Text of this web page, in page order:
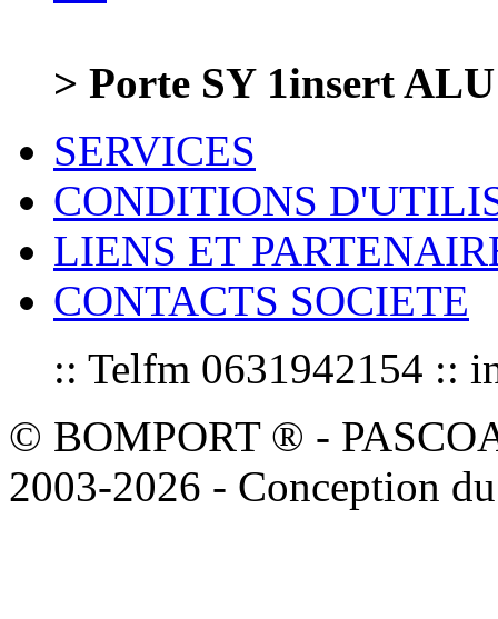
> Porte SY 1insert
SERVICES
CONDITIONS
LIENS ET
CONTACTS SOCIETE
:: Telfm 0631942154 ::
© BOMPORT ® -
2003-2026 - Conception